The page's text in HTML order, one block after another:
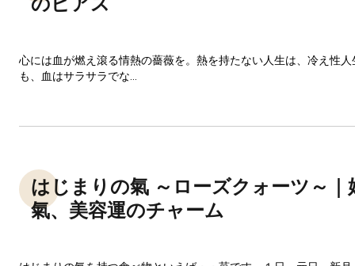
心には血が燃え滾る情熱の薔薇を。熱を持たない人生は、冷え性
も、血はサラサラでな...
はじまりの氣 ～ローズクォーツ～｜
氣、美容運のチャーム